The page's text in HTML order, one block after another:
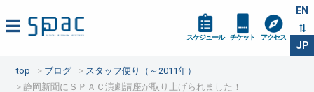
EN
JP
スケジュール チケット アクセス
top ブログ
スタッフ便り（～2011年）
静岡新聞にＳＰＡＣ演劇講座が取り上げられました！